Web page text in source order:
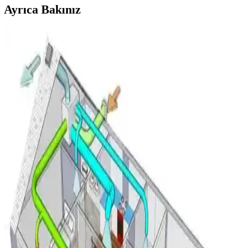
Ayrıca Bakınız
Klima Bobinlerinde Buz Oluşumu: Nedenleri,
Normal ve Anormal Durumlar ile Çözümler
Klima bobinlerinde buz oluşumu, düşük sıcaklık ve yüksek nem
koşullarında sık görülür. Bu durumun nedenleri, normal ve anormal
halleri ile çözüm önerileri detaylı şekilde incelenmiştir.
Mini Split Klima Arızalarında Elektriksel Kontroller
ve Sorun Giderme Yöntemleri
Mini split klima arızalarında elektriksel bağlantılar, voltaj ölçümleri,
anakart ve uzaktan kumanda kontrolleri detaylı şekilde ele alınarak
sorunların doğru tespiti ve giderilmesi anlatılmaktadır.
Mitsubishi Split Klima Sistemlerinde Su Sızıntısı
Nedenleri ve Çözüm Yöntemleri
Mitsubishi split klima sistemlerinde su sızıntısı genellikle drenaj
tepsisindeki çatlaklardan kaynaklanır. Buzlanma, malzeme
yorgunluğu ve montaj hataları su sızıntısına yol açabilir. Drenaj hattı
kontrolü ve tepsi onarımı önemlidir.